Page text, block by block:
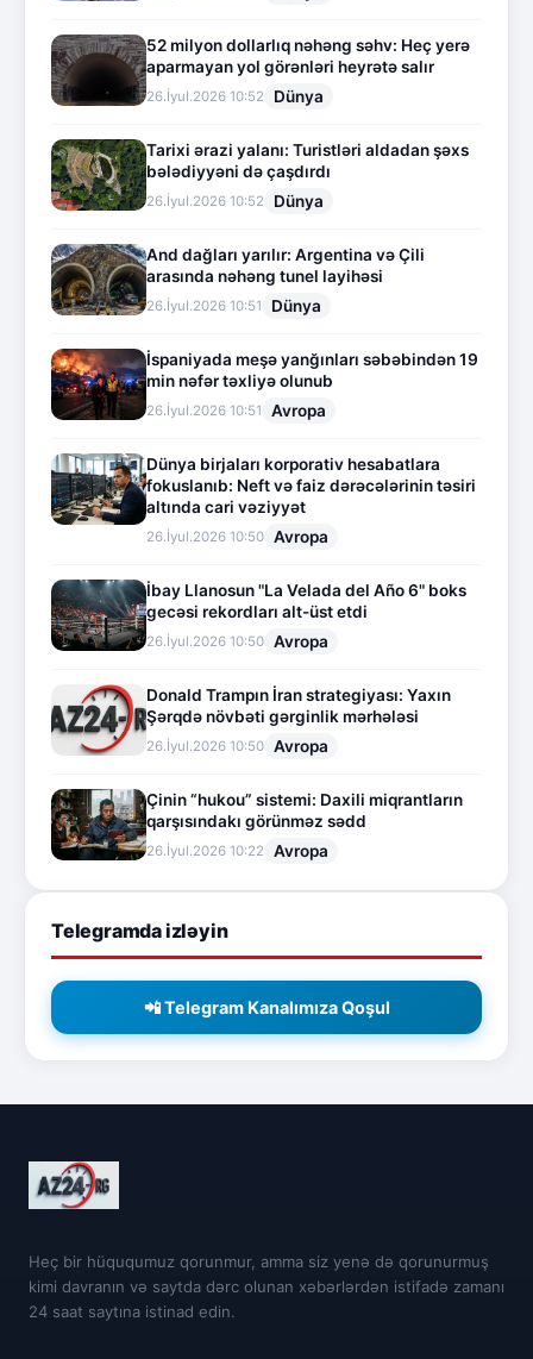
52 milyon dollarlıq nəhəng səhv: Heç yerə
aparmayan yol görənləri heyrətə salır
26.İyul.2026 10:52 Dünya
Tarixi ərazi yalanı: Turistləri aldadan şəxs
bələdiyyəni də çaşdırdı
26.İyul.2026 10:52 Dünya
And dağları yarılır: Argentina və Çili
arasında nəhəng tunel layihəsi
26.İyul.2026 10:51 Dünya
İspaniyada meşə yanğınları səbəbindən 19
min nəfər təxliyə olunub
26.İyul.2026 10:51 Avropa
Dünya birjaları korporativ hesabatlara
fokuslanıb: Neft və faiz dərəcələrinin təsiri
altında cari vəziyyət
26.İyul.2026 10:50 Avropa
İbay Llanosun "La Velada del Año 6" boks
gecəsi rekordları alt-üst etdi
26.İyul.2026 10:50 Avropa
Donald Trampın İran strategiyası: Yaxın
Şərqdə növbəti gərginlik mərhələsi
26.İyul.2026 10:50 Avropa
Çinin “hukou” sistemi: Daxili miqrantların
qarşısındakı görünməz sədd
26.İyul.2026 10:22 Avropa
Telegramda izləyin
📲 Telegram Kanalımıza Qoşul
Heç bir hüququmuz qorunmur, amma siz yenə də qorunurmuş
kimi davranın və saytda dərc olunan xəbərlərdən istifadə zamanı
24 saat saytına istinad edin.